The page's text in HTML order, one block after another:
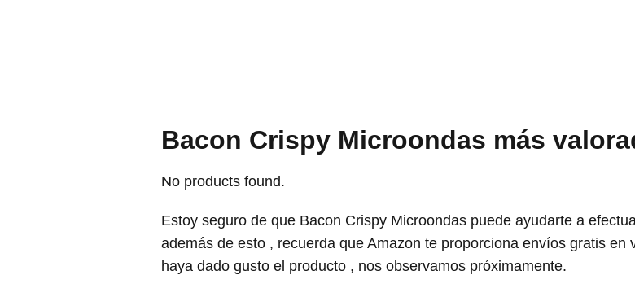
Bacon Crispy Microondas más
No products found.
Estoy seguro de que Bacon Crispy Microondas puede ayudarte a
además de esto , recuerda que Amazon te proporciona envíos gratis
haya dado gusto el producto , nos observamos próximamente.